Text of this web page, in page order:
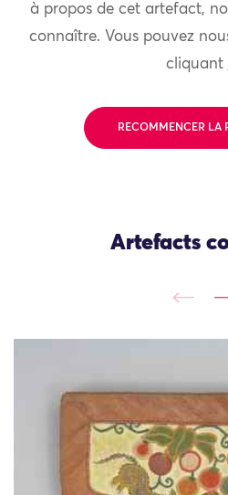
à propos de cet artefact,
connaître. Vous pouvez
cliquant
RECOMMENCER LA
Artefacts